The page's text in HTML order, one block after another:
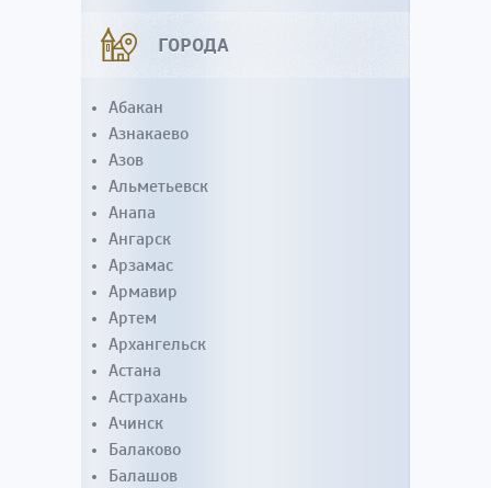
ГОРОДА
Абакан
Азнакаево
Азов
Альметьевск
Анапа
Ангарск
Арзамас
Армавир
Артем
Архангельск
Астана
Астрахань
Ачинск
Балаково
Балашов